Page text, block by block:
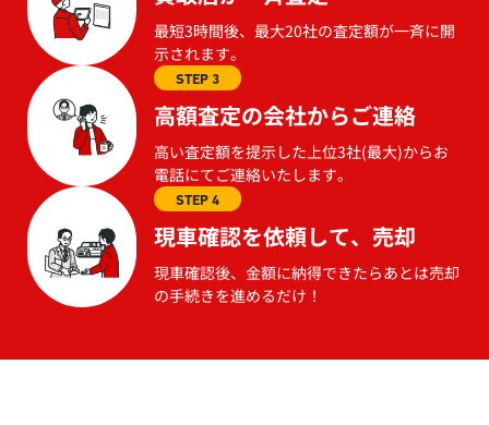
最短3時間後、最大20社の査定額が一斉に開
示されます。
STEP 3
高額査定の会社からご連絡
高い査定額を提示した上位3社(最大)からお
電話にてご連絡いたします。
STEP 4
現車確認を依頼して、売却
現車確認後、金額に納得できたらあとは売却
の手続きを進めるだけ！